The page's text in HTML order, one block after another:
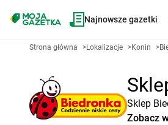
Najnowsze gazetki
Strona główna >Lokalizacje >Konin >
Sklep
Zobacz